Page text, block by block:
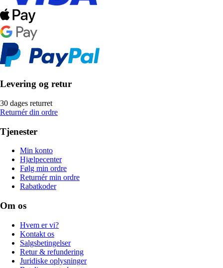
Levering og retur
30 dages returret
Returnér din ordre
Tjenester
Min konto
Hjælpecenter
Følg min ordre
Returnér min ordre
Rabatkoder
Om os
Hvem er vi?
Kontakt os
Salgsbetingelser
Retur & refundering
Juridiske oplysninger